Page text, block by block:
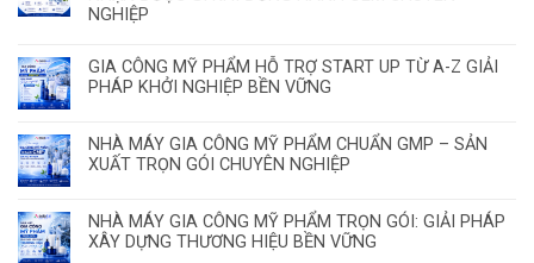
NGHIỆP
GIA CÔNG MỸ PHẨM HỖ TRỢ START UP TỪ A-Z GIẢI
PHÁP KHỞI NGHIỆP BỀN VỮNG
NHÀ MÁY GIA CÔNG MỸ PHẨM CHUẨN GMP – SẢN
XUẤT TRỌN GÓI CHUYÊN NGHIỆP
NHÀ MÁY GIA CÔNG MỸ PHẨM TRỌN GÓI: GIẢI PHÁP
XÂY DỰNG THƯƠNG HIỆU BỀN VỮNG